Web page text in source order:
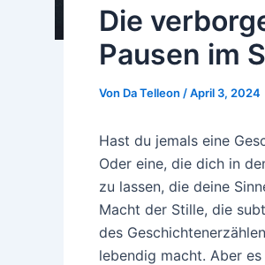
Die
Pausen im
Von Da Telleon /April 3, 2024
Hast du jemals eine
Oder eine, die dich in
zu lassen, die deine
Macht der Stille, die
des
lebendig macht. Aber